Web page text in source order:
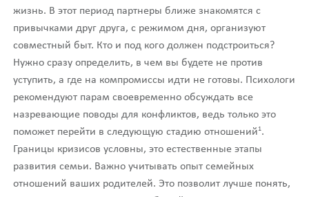
жизнь. В этот период партнеры ближе знакомятся с
привычками друг друга, с режимом дня, организуют
совместный быт. Кто и под кого должен подстроиться?
Нужно сразу определить, в чем вы будете не против
уступить, а где на компромиссы идти не готовы. Психологи
рекомендуют парам своевременно обсуждать все
назревающие поводы для конфликтов, ведь только это
поможет перейти в следующую стадию отношений1.
Границы кризисов условны, это естественные этапы
развития семьи. Важно учитывать опыт семейных
отношений ваших родителей. Это позволит лучше понять,